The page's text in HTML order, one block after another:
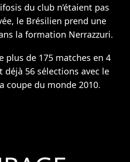
du club n’étaient pas
le Brésilien prend une
la formation Nerrazzuri.
plus de 175 matches en 4
déjà 56 sélections avec le
coupe du monde 2010.